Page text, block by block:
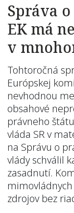
Správa
EK má
v
Tohtoročná
Európskej
nevhodnou
obsahové
právneho
vláda SR v
na Správu o
vlády schválil
zasadnutí.
zdrojov bez